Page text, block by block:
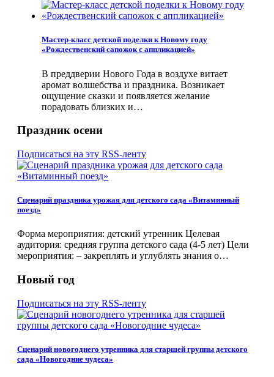
Мастер-класс детской поделки к Новому году
«Рождественский сапожок с аппликацией»
В преддверии Нового Года в воздухе витает
аромат волшебства и праздника. Возникает
ощущение сказки и появляется желание
порадовать близких и…
Праздник осени
Подписаться на эту RSS-ленту
Сценарий праздника урожая для детского сада «Витаминный
поезд»
Форма мероприятия: детский утренник Целевая
аудитория: средняя группа детского сада (4-5 лет) Цели
мероприятия: – закреплять и углублять знания о…
Новый год
Подписаться на эту RSS-ленту
Сценарий новогоднего утренника для старшей группы детского
сада «Новогодние чудеса»